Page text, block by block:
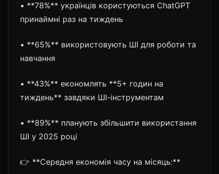
• **78%** українців користуються ChatGPT
принаймні раз на тиждень
• **65%** використовують ШІ для роботи та
навчання
• **43%** економлять **5+ годин на
тиждень** завдяки ШІ-інструментам
• **89%** планують збільшити використання
ШІ у 2025 році
👉 **Середня економія часу на місяць:**